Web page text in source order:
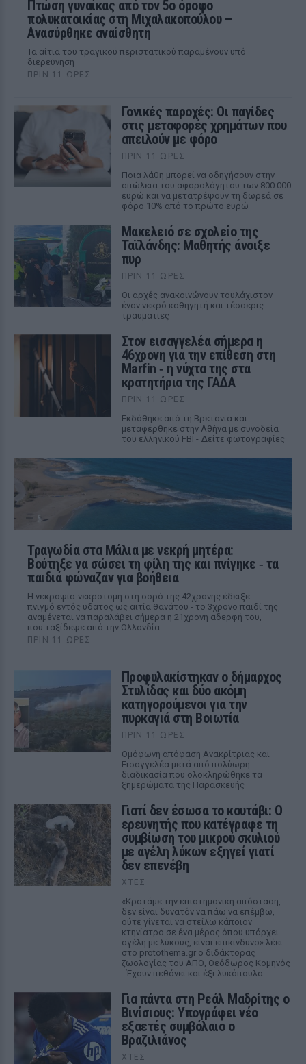
Πτώση γυναίκας από τον 5ο όροφο
πολυκατοικίας στη Μιχαλακοπούλου –
Ανασύρθηκε αναίσθητη
Τα αίτια του τραγικού περιστατικού παραμένουν υπό
διερεύνηση
ΠΡΙΝ 11 ΏΡΕΣ
Γονικές παροχές: Οι παγίδες
στις μεταφορές χρημάτων που
απειλούν με φόρο
ΠΡΙΝ 11 ΏΡΕΣ
Ποια λάθη μπορεί να οδηγήσουν στην
απώλεια του αφορολόγητου των 800.000
ευρώ και να μετατρέψουν τη δωρεά σε
φόρο 10% από το πρώτο ευρώ
Μακελειό σε σχολείο της
Ταϊλάνδης: Μαθητής άνοιξε
πυρ
ΠΡΙΝ 11 ΏΡΕΣ
Οι αρχές ανακοινώνουν τουλάχιστον
έναν νεκρό καθηγητή και τέσσερις
τραυματίες
Στον εισαγγελέα σήμερα η
46χρονη για την επίθεση στη
Marfin ‑ η νύχτα της στα
κρατητήρια της ΓΑΔΑ
ΠΡΙΝ 11 ΏΡΕΣ
Εκδόθηκε από τη Βρετανία και
μεταφέρθηκε στην Αθήνα με συνοδεία
του ελληνικού FBI - Δείτε φωτογραφίες
Τραγωδία στα Μάλια με νεκρή μητέρα:
Βούτηξε να σώσει τη φίλη της και πνίγηκε ‑ τα
παιδιά φώναζαν για βοήθεια
Η νεκροψία-νεκροτομή στη σορό της 42χρονης έδειξε
πνιγμό εντός ύδατος ως αιτία θανάτου - το 3χρονο παιδί της
αναμένεται να παραλάβει σήμερα η 21χρονη αδερφή του,
που ταξίδεψε από την Ολλανδία
ΠΡΙΝ 11 ΏΡΕΣ
Προφυλακίστηκαν ο δήμαρχος
Στυλίδας και δύο ακόμη
κατηγορούμενοι για την
πυρκαγιά στη Βοιωτία
ΠΡΙΝ 11 ΏΡΕΣ
Ομόφωνη απόφαση Ανακρίτριας και
Εισαγγελέα μετά από πολύωρη
διαδικασία που ολοκληρώθηκε τα
ξημερώματα της Παρασκευής
Γιατί δεν έσωσα το κουτάβι: Ο
ερευνητής που κατέγραφε τη
συμβίωση του μικρού σκυλιού
με αγέλη λύκων εξηγεί γιατί
δεν επενέβη
ΧΤΕΣ
«Κρατάμε την επιστημονική απόσταση,
δεν είναι δυνατόν να πάω να επέμβω,
ούτε γίνεται να στείλω κάποιον
κτηνίατρο σε ένα μέρος όπου υπάρχει
αγέλη με λύκους, είναι επικίνδυνο» λέει
στο protothema.gr ο διδάκτορας
ζωολογίας του ΑΠΘ, Θεόδωρος Κομηνός
- Έχουν πεθάνει και έξι λυκόπουλα
Για πάντα στη Ρεάλ Μαδρίτης ο
Βινίσιους: Υπογράφει νέο
εξαετές συμβόλαιο ο
Βραζιλιάνος
ΧΤΕΣ